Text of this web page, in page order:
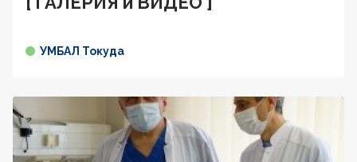
УМБАЛ Токуда